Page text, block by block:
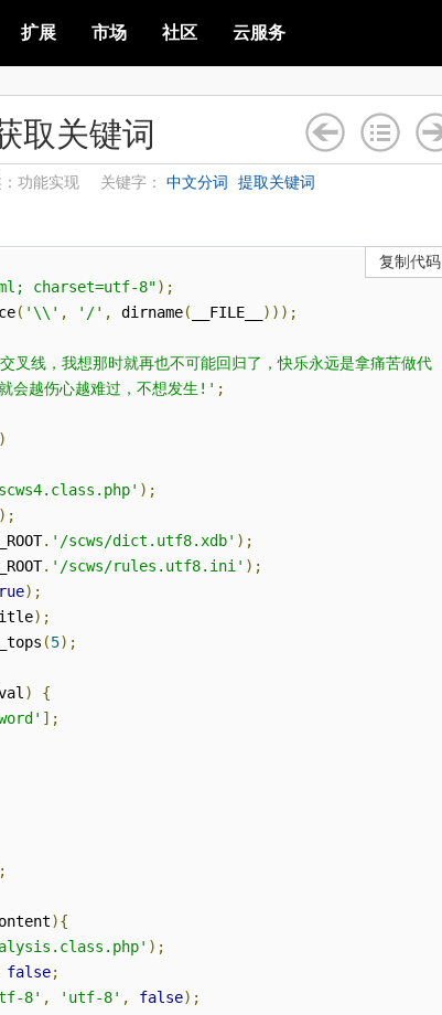
扩展 市场 社区 云服务
取关键词
功能实现 关键字： 中文分词 提取关键词
charset=utf-8");
( '\\' , '/' , dirname( __FILE__ )));
叉线，我想那时就再也不可能回归了，快乐永远是拿痛苦做代
会越伤心越难过，不想发生!' ;
)
);
. '/scws/dict.utf8.xdb' );
. '/scws/rules.utf8.ini' );
);
);
(5);
)
{
];
){
);
false;
8' , 'utf-8' , false);
复制代码